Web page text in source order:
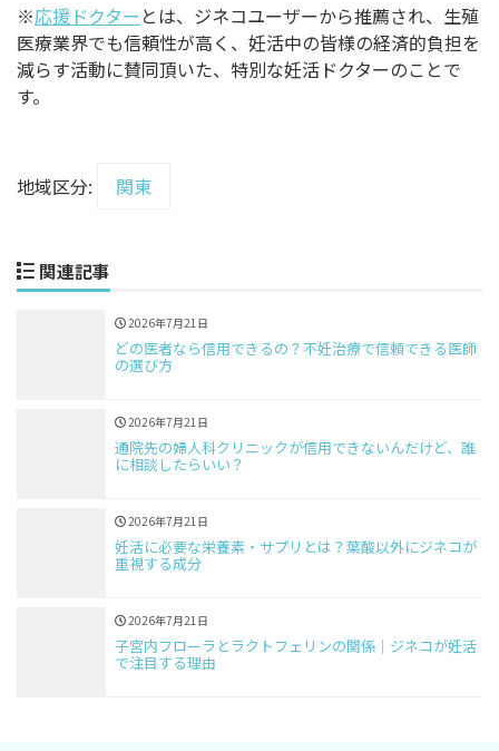
※応援ドクター とは、ジネコユーザーから推薦され、生殖
医療業界でも信頼性が高く、妊活中の皆様の経済的負担を
減らす活動に賛同頂いた、特別な妊活ドクターのことで
す。
地域区分: 関東
関連記事
2026年7月21日
どの医者なら信用できるの？不妊治療で信頼できる医師
の選び方
2026年7月21日
通院先の婦人科クリニックが信用できないんだけど、誰
に相談したらいい？
2026年7月21日
妊活に必要な栄養素・サプリとは？葉酸以外にジネコが
重視する成分
2026年7月21日
子宮内フローラとラクトフェリンの関係｜ジネコが妊活
で注目する理由